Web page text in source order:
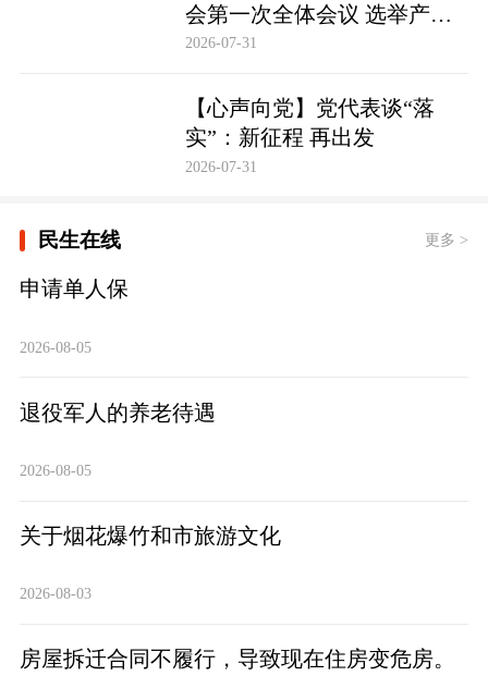
会第一次全体会议 选举产生
新一届市委领导班子 市委书
2026-07-31
【心声向党】党代表谈“落
实”：新征程 再出发
2026-07-31
民生在线 更多 >
申请单人保
2026-08-05
退役军人的养老待遇
2026-08-05
关于烟花爆竹和市旅游文化
2026-08-03
房屋拆迁合同不履行，导致现在住房变危房。